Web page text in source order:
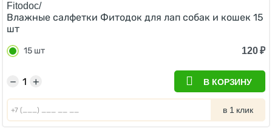
Fitodoc/
Влажные салфетки Фитодок для лап собак и кошек 15
шт
15 шт 120₽
+
− В КОРЗИНУ
в 1 клик